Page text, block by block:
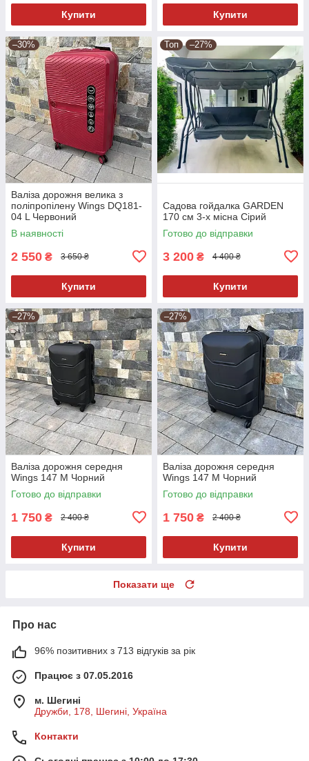
Купити Купити
–30%
Валіза дорожня велика з
поліпропілену Wings DQ181-
04 L Червоний
В наявності
2 550 ₴ 3 650 ₴
Купити
Топ –27%
Садова гойдалка GARDEN
170 см 3-х місна Сірий
Готово до відправки
3 200 ₴ 4 400 ₴
Купити
–27%
Валіза дорожня середня
Wings 147 M Чорний
Готово до відправки
1 750 ₴ 2 400 ₴
Купити
–27%
Валіза дорожня середня
Wings 147 M Чорний
Готово до відправки
1 750 ₴ 2 400 ₴
Купити
Показати ще
Про нас
96% позитивних з 713 відгуків за рік
Працює з 07.05.2016
м. Шегині
Дружби, 178, Шегині, Україна
Контакти